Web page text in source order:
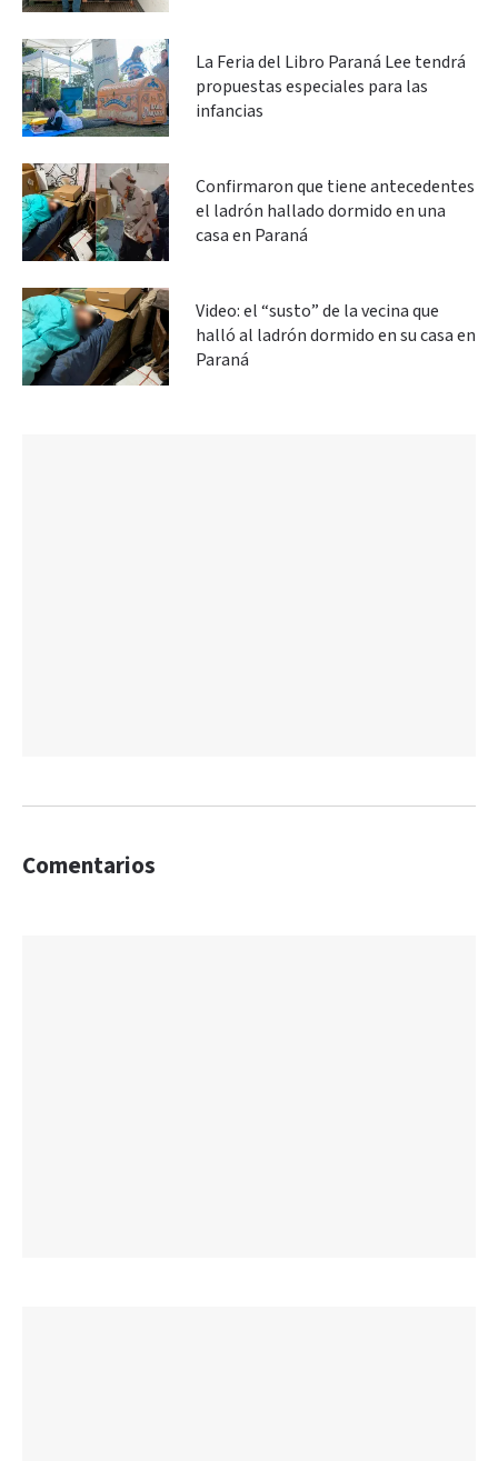
La Feria del Libro Paraná Lee tendrá
propuestas especiales para las
infancias
Confirmaron que tiene antecedentes
el ladrón hallado dormido en una
casa en Paraná
Video: el “susto” de la vecina que
halló al ladrón dormido en su casa en
Paraná
Comentarios